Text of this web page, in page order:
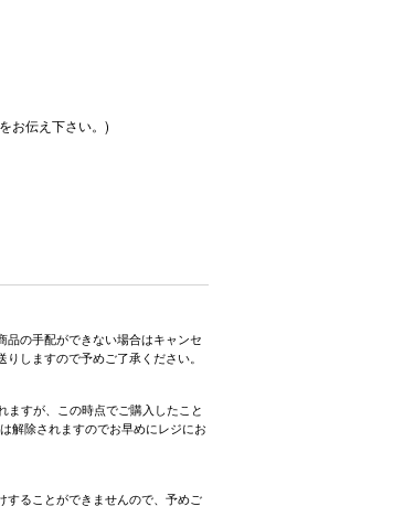
お伝え下さい。)
品の手配ができない場合はキャンセ
しますので予めご了承ください。
ますが、この時点でご購入したこと
解除されますのでお早めにレジにお
することができませんので、予めご